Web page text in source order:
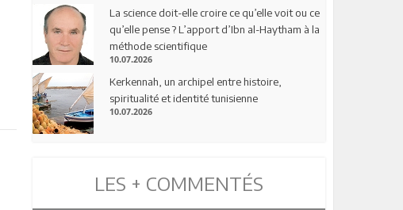
La science doit-elle croire ce qu’elle voit ou ce
qu’elle pense ? L’apport d’Ibn al-Haytham à la
méthode scientifique
10.07.2026
Kerkennah, un archipel entre histoire,
spiritualité et identité tunisienne
10.07.2026
LES + COMMENTÉS